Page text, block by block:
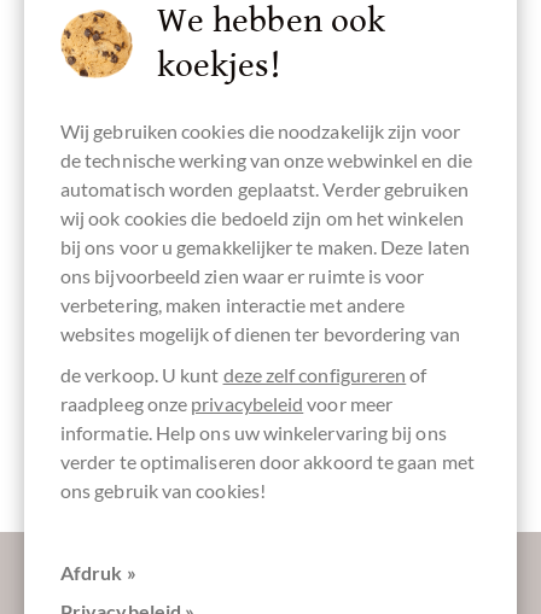
Nicaragua
Continent van
Oorsprong
Chocolade uit
Midden-
Amerika
Vervaardigd in
Denemarken,
Deense
chocolade
chocolade met
melkchocolade
Chocolade met
suiker
nootvrij
Verpakking
Verpakking
wit
Chocoladerepen
We hebben ook
koekjes!
Wij gebruiken cookies die noodzakelijk zijn voor
de technische werking van onze webwinkel en die
automatisch worden geplaatst. Verder gebruiken
wij ook cookies die bedoeld zijn om het winkelen
bij ons voor u gemakkelijker te maken. Deze laten
ons bijvoorbeeld zien waar er ruimte is voor
verbetering, maken interactie met andere
websites mogelijk of dienen ter bevordering van
de verkoop. U kunt deze zelf configureren of
raadpleeg onze privacybeleid voor meer
informatie. Help ons uw winkelervaring bij ons
verder te optimaliseren door akkoord te gaan met
ons gebruik van cookies!
Afdruk »